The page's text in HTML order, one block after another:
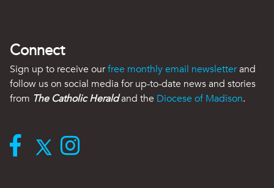
Connect
Sign up to receive ourfree monthly email newsletterand
follow us on social media for up-to-date news and stories
from The Catholic Heraldand the Diocese of Madison.